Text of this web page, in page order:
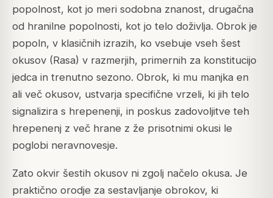
popolnost, kot jo meri sodobna znanost, drugačna
od hranilne popolnosti, kot jo telo doživlja. Obrok je
popoln, v klasičnih izrazih, ko vsebuje vseh šest
okusov (Rasa) v razmerjih, primernih za konstitucijo
jedca in trenutno sezono. Obrok, ki mu manjka en
ali več okusov, ustvarja specifične vrzeli, ki jih telo
signalizira s hrepenenji, in poskus zadovoljitve teh
hrepenenj z več hrane z že prisotnimi okusi le
poglobi neravnovesje.
Zato okvir šestih okusov ni zgolj načelo okusa. Je
praktično orodje za sestavljanje obrokov, ki